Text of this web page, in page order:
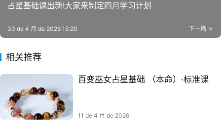
占星基础课出新!大家来制定四月学习计划
下一篇
30 de 4 月 de 2026 15:20
相关推荐
百变巫女占星基础 （本命）·标准课
11 de 4 月 de 2026